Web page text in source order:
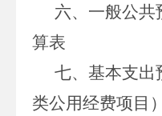
六、一般公共
算表
七、基本支出
类公用经费项目）